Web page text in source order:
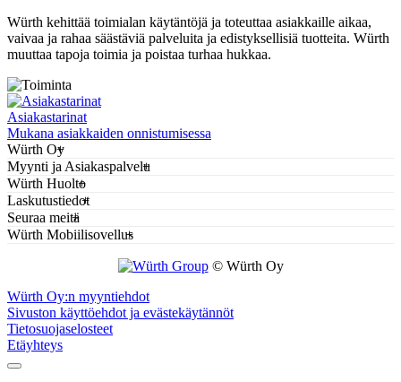
Würth kehittää toimialan käytäntöjä ja toteuttaa asiakkaille aikaa,
vaivaa ja rahaa säästäviä palveluita ja edistyksellisiä tuotteita. Würth
muuttaa tapoja toimia ja poistaa turhaa hukkaa.
Asiakastarinat
Mukana asiakkaiden onnistumisessa
© Würth Oy
Würth Oy:n myyntiehdot
Sivuston käyttöehdot ja evästekäytännöt
Tietosuojaselosteet
Etäyhteys
Würth Oy
Myynti ja Asiakaspalvelu
Würth Huolto
Laskutustiedot
Seuraa meitä
Würth Mobiilisovellus